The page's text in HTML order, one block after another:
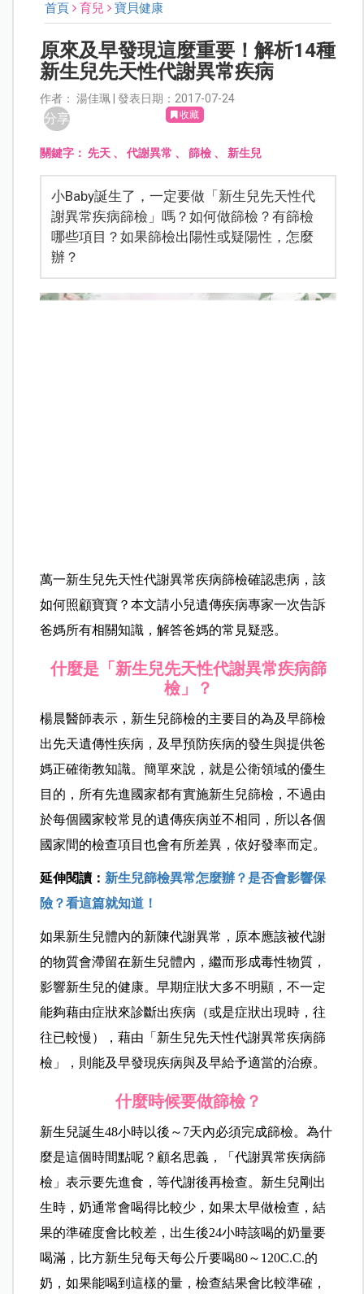
首頁 育兒 寶貝健康
原來及早發現這麼重要！解析14種
新生兒先天性代謝異常疾病
作者： 湯佳珮 | 發表日期：2017-07-24
分享 收藏
關鍵字：先天 、代謝異常 、篩檢 、新生兒
小Baby誕生了，一定要做「新生兒先天性代
謝異常疾病篩檢」嗎？如何做篩檢？有篩檢
哪些項目？如果篩檢出陽性或疑陽性，怎麼
辦？
萬一新生兒先天性代謝異常疾病篩檢確認患病，該
如何照顧寶寶？本文請小兒遺傳疾病專家一次告訴
爸媽所有相關知識，解答爸媽的常見疑惑。
什麼是「新生兒先天性代謝異常疾病篩
檢」？
楊晨醫師表示，新生兒篩檢的主要目的為及早篩檢
出先天遺傳性疾病，及早預防疾病的發生與提供爸
媽正確衛教知識。簡單來說，就是公衛領域的優生
目的，所有先進國家都有實施新生兒篩檢，不過由
於每個國家較常見的遺傳疾病並不相同，所以各個
國家間的檢查項目也會有所差異，依好發率而定。
延伸閱讀： 新生兒篩檢異常怎麼辦？是否會影響保
險？看這篇就知道！
如果新生兒體內的新陳代謝異常，原本應該被代謝
的物質會滯留在新生兒體內，繼而形成毒性物質，
影響新生兒的健康。早期症狀大多不明顯，不一定
能夠藉由症狀來診斷出疾病（或是症狀出現時，往
往已較慢），藉由「新生兒先天性代謝異常疾病篩
檢」，則能及早發現疾病與及早給予適當的治療。
什麼時候要做篩檢？
新生兒誕生48小時以後～7天內必須完成篩檢。為什
麼是這個時間點呢？顧名思義，「代謝異常疾病篩
檢」表示要先進食，等代謝後再檢查。新生兒剛出
生時，奶通常會喝得比較少，如果太早做檢查，結
果的準確度會比較差，出生後24小時該喝的奶量要
喝滿，比方新生兒每天每公斤要喝80～120C.C.的
奶，如果能喝到這樣的量，檢查結果會比較準確，